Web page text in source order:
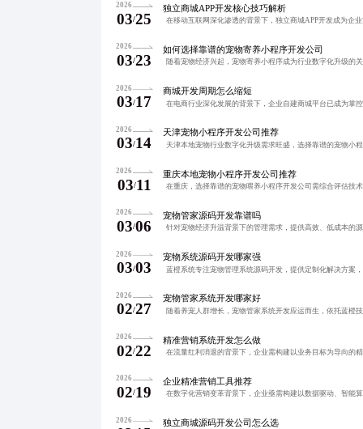
2026
03/25
独立商城APP开发核心技巧解析
2026
03/23
如何选择靠谱的宠物寄养小程序开发公司
2026
03/17
商城开发周期怎么缩短
2026
03/14
天津宠物小程序开发公司推荐
2026
03/11
重庆本地宠物小程序开发公司推荐
2026
03/06
宠物管家源码开发靠谱吗
2026
03/03
宠物系统源码开发哪家强
2026
02/27
宠物管家系统开发哪家好
2026
02/22
精准营销系统开发怎么做
2026
02/19
企业精准营销工具推荐
2026 独立商城源码开发公司怎么选